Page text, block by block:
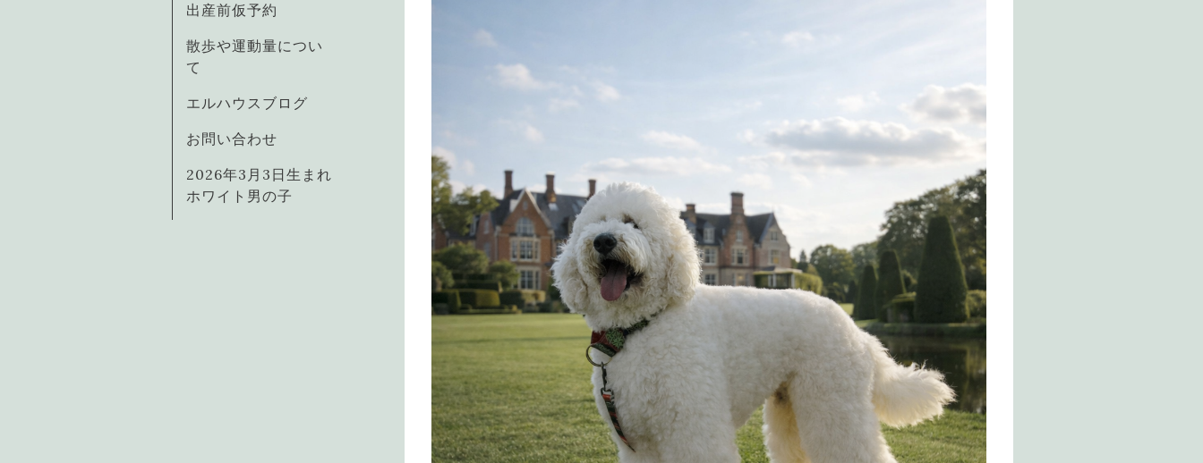
出産前仮予約
散歩や運動量につい
て
エルハウスブログ
お問い合わせ
2026年3月3日生まれ
ホワイト男の子